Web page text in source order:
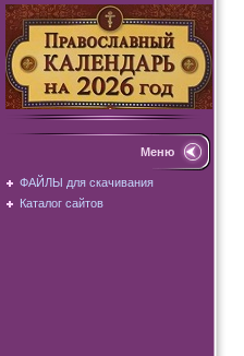
Меню
ФАЙЛЫ для скачивания
Каталог сайтов